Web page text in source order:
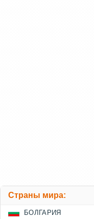
Страны мира:
БОЛГАРИЯ